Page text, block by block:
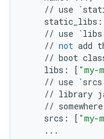
// use `
static_libs :
// use `libs
// not add
// boot
libs : [ "my-
// use `srcs
// library
// somewhere
srcs : [ "my-
...